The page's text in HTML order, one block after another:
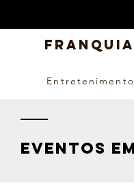
EVENTOS